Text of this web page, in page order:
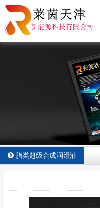
脂类超级合成润滑油